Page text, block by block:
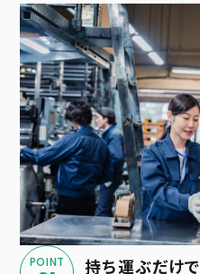
POINT 持ち運ぶだけで